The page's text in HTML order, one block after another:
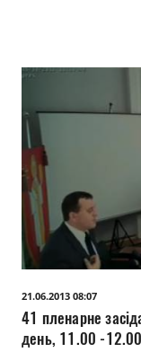
21.06.2013 08:07
41 пленарне
день, 11.00 -